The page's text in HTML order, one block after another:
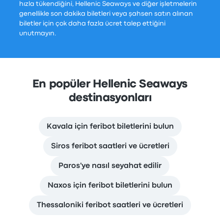
hızla tükendiğini, Hellenic Seaways ve diğer işletmelerin
genellikle son dakika biletleri veya şahsen satın alınan
biletler için çok daha fazla ücret talep ettiğini
unutmayın.
En popüler Hellenic Seaways
destinasyonları
Kavala için feribot biletlerini bulun
Siros feribot saatleri ve ücretleri
Paros'ye nasıl seyahat edilir
Naxos için feribot biletlerini bulun
Thessaloniki feribot saatleri ve ücretleri